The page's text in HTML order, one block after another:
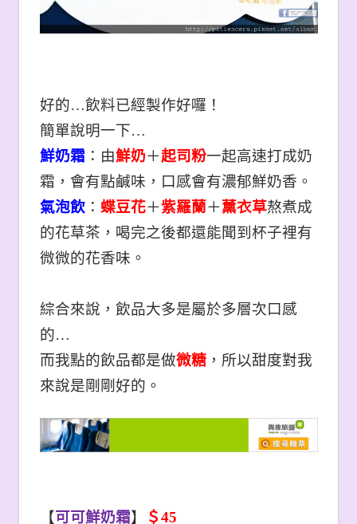
好的…飲料已經製作好囉！
簡單說明一下…
鮮奶霜 ：由鮮奶＋起司粉一起高速打成奶
霜，會有點鹹味，口感會有濃郁鮮奶香。
氣泡飲： 蝶豆花＋紫羅蘭＋薰衣草熬煮成
的花草茶，喝完之後都還能聞到杯子裡有
微微的花香味。
綜合來說，飲品大多是屬於多層次口感
的…
而我點的飲品都是做微糖，所以甜度對我
來說是剛剛好的。
【可可鮮奶霜】 ＄45